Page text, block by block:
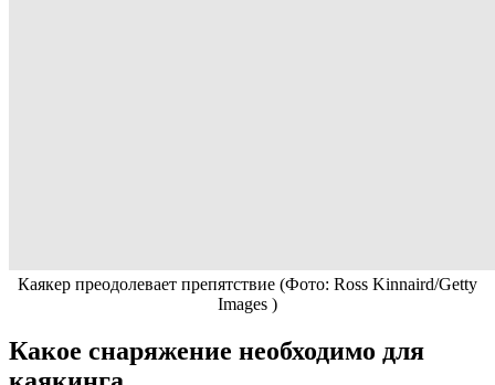
Каякер преодолевает препятствие (Фото: Ross Kinnaird/Getty
Images )
Какое снаряжение необходимо для